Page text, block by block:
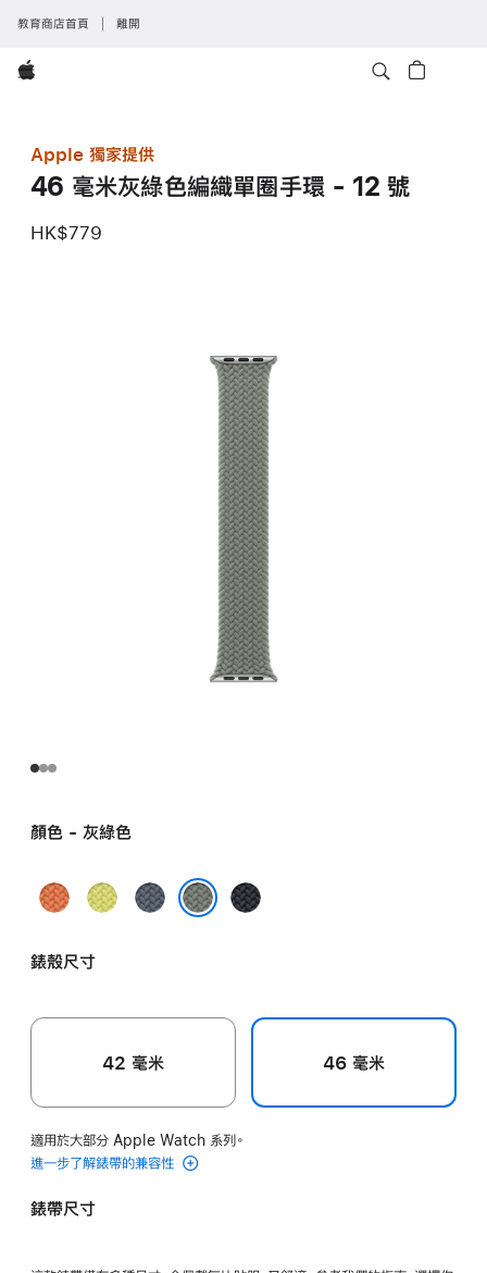
教育商店首頁 離開
Apple
Apple 獨家提供
46 毫米灰綠色編織單圈手環 - 12 號
HK$779
顏色 - 灰綠色
薑
色
霓
黃
錨
午
錶殼尺寸
42 毫米 46 毫米
適用於大部分 Apple Watch 系列。
進一步了解錶帶的兼容性
錶帶尺寸